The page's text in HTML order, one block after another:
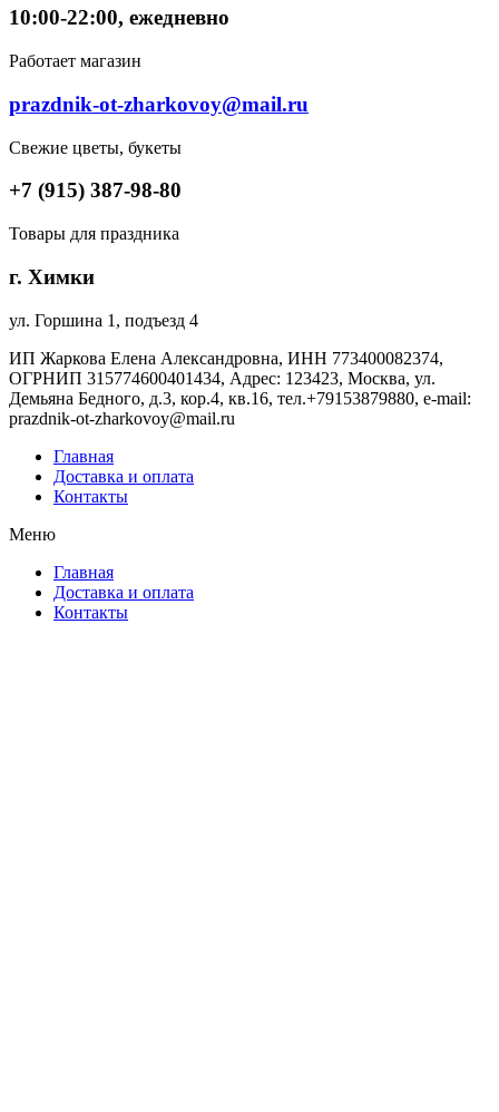
10:00-22:00, ежедневно
Работает магазин
prazdnik-ot-zharkovoy@mail.ru
Свежие цветы, букеты
+7 (915) 387-98-80
Товары для праздника
г. Химки
ул. Горшина 1, подъезд 4
ИП Жаркова Елена Александровна, ИНН 773400082374,
ОГРНИП 315774600401434, Адрес: 123423, Москва, ул.
Демьяна Бедного, д.3, кор.4, кв.16, тел.+79153879880, e-mail:
prazdnik-ot-zharkovoy@mail.ru
Главная
Доставка и оплата
Контакты
Меню
Главная
Доставка и оплата
Контакты